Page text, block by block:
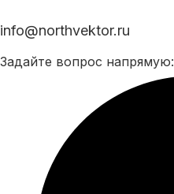
info@northvektor.ru
Задайте вопрос напрямую: